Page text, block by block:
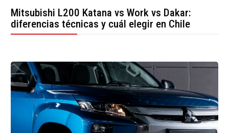
Mitsubishi L200 Katana vs Work vs Dakar:
diferencias técnicas y cuál elegir en Chile